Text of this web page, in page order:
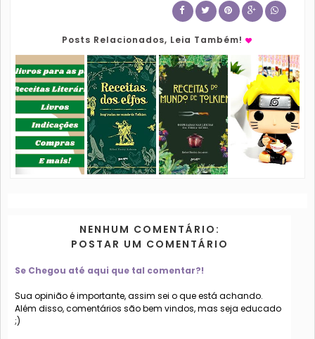
Posts Relacionados, Leia Também!
NENHUM COMENTÁRIO:
POSTAR UM COMENTÁRIO
Se Chegou até aqui que tal comentar?!
Sua opinião é importante, assim sei o que está achando.
Além disso, comentários são bem vindos, mas seja educado
;)